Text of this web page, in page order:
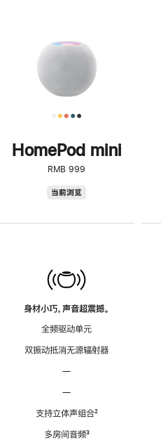
HomePod mini
RMB 999
当前浏览
身材小巧，声音超震撼。
全频驱动单元
双振动抵消无源辐射器
—
—
支持立体声组合脚
²
多房间音频脚
³